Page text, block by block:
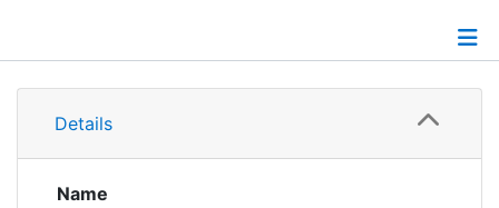
Awards
Information
Details
Name